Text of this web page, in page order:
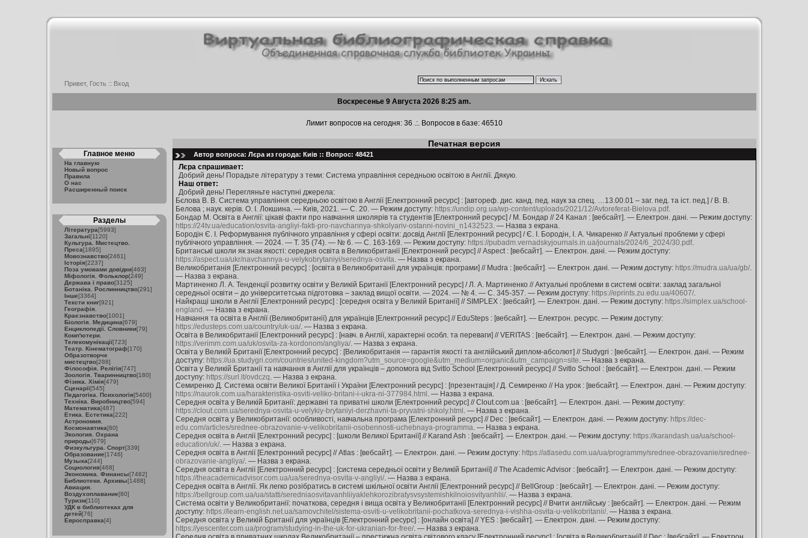
Привет, Гость :: Вход
Воскресенье 9 Августа 2026 8:25 am.
Лимит вопросов на сегодня: 36 .:. Вопросов в базе: 46510
Главное меню
На главную
Новый вопрос
Правила
О нас
Расширенный поиск
Разделы
Література[5993]
Загальні[1120]
Культура. Мистецтво.
Преса[1895]
Мовознавство[2461]
Історія[2237]
Поза умовами довідки[463]
Міфологія. Фольклор[249]
Держава і право[3125]
Ботаніка. Рослинництво[291]
Інше[3364]
Тексти книг[921]
Географія.
Краєзнавство[1001]
Біологія. Медицина[679]
Енциклопедії. Словники[79]
Комп'ютери.
Телекомунікації[723]
Театр. Кінематограф[170]
Образотворче
мистецтво[288]
Філософія. Релігія[747]
Зоологія. Тваринництво[180]
Фізика. Хімія[479]
Сценарії[545]
Педагогіка. Психологія[5400]
Техніка. Виробництво[594]
Математика[487]
Етика. Естетика[222]
Астрономия.
Космонавтика[80]
Экология. Охрана
природы[679]
Физкультура. Спорт[339]
Образование[1746]
Музыка[244]
Социология[468]
Экономика. Финансы[7482]
Библиотеки. Архивы[1488]
Авиация.
Воздухоплавание[80]
Туризм[110]
УДК в библиотеках для
детей[76]
Евросправка[4]
Печатная версия
Автор вопроса: Лєра из города: Киів :: Вопрос: 48421
Лєра спрашивает:
Добрий день! Порадьте літературу з теми: Система управління середньою освітою в Англії. Дякую.
Наш ответ:
Добрий день! Перегляньте наступні джерела:
Бєлова В. В. Система управління середньою освітою в Англії [Електронний ресурс] : [автореф. дис. канд. пед. наук за спец. …13.00.01 – заг. пед. та іст. пед.] / В. В.
Белова ; наук. керів. О. І. Локшина. — Київ, 2021. — С. 20. — Режим доступу: https://undip.org.ua/wp-content/uploads/2021/12/Avtoreferat-Bielova.pdf.
Бондар М. Освіта в Англії: цікаві факти про навчання школярів та студентів [Електронний ресурс] / М. Бондар // 24 Канал : [вебсайт]. — Електрон. дані. — Режим доступу:
https://24tv.ua/education/osvita-angliyi-fakti-pro-navchannya-shkolyariv-ostanni-novini_n1432523. — Назва з екрана.
Бородін Є. І. Реформування публічного управління у сфері освіти: досвід Англії [Електронний ресурс] / Є. І. Бородін, І. А. Чикаренко // Актуальні проблеми у сфері
публічного управління. — 2024. — Т. 35 (74). — № 6. — С. 163-169. — Режим доступу: https://pubadm.vernadskyjournals.in.ua/journals/2024/6_2024/30.pdf.
Британські школи як знак якості: середня освіта в Великобританії [Електронний ресурс] // Aspect : [вебсайт]. — Електрон. дані. — Режим доступу:
https://aspect.ua/ukr/navchannya-u-velykobrytaniyi/serednya-osvita. — Назва з екрана.
Великобританія [Електронний ресурс] : [освіта в Великобританії для українців: програми] // Mudra : [вебсайт]. — Електрон. дані. — Режим доступу: https://mudra.ua/ua/gb/.
— Назва з екрана.
Мартиненко Л. А. Тенденції розвитку освіти у Великій Британії [Електронний ресурс] / Л. А. Мартиненко // Актуальні проблеми в системі освіти: заклад загальної
середньої освіти – до університетська підготовка – заклад вищої освіти. — 2024. — № 4. — С. 345-357. — Режим доступу: https://eprints.zu.edu.ua/40607/.
Найкращі школи в Англії [Електронний ресурс] : [середня освіта у Великій Британії] // SIMPLEX : [вебсайт]. — Електрон. дані. — Режим доступу: https://simplex.ua/school-
england . — Назва з екрана.
Навчання та освіта в Англії (Великобританії) для українців [Електронний ресурс] // EduSteps : [вебсайт]. — Електрон. ресурс. — Режим доступу:
https://edusteps.com.ua/country/uk-ua/. — Назва з екрана.
Освіта в Великобританії [Електронний ресурс] : [навч. в Англії, характерні особл. та переваги] // VERITAS : [вебсайт]. — Електрон. дані. — Режим доступу:
https://verimm.com.ua/uk/osvita-za-kordonom/angliya/. — Назва з екрана.
Освіта у Великій Британії [Електронний ресурс] : [Великобританія — гарантія якості та англійський диплом-абсолют] // Studygri : [вебсайт]. — Електрон. дані. — Режим
доступу: https://ua.studygri.com/countries/united-kingdom?utm_source=google&utm_medium=organic&utm_campaign=site. — Назва з екрана.
Освіта у Великій Британії та навчання в Англії для українців – допомога від Svitlo School [Електронний ресурс] // Svitlo School : [вебсайт]. — Електрон. дані. — Режим
доступу: https://surl.lt/ovdczq. — Назва з екрана.
Семиренко Д. Система освіти Великої Британії і України [Електронний ресурс] : [презентація] / Д. Семиренко // На урок : [вебсайт]. — Електрон. дані. — Режим доступу:
https://naurok.com.ua/harakteristika-osviti-veliko-britani-i-ukra-ni-377984.html . — Назва з екрана.
Середня освіта у Великій Британії: державні та приватні школи [Електронний ресурс] // Clout.com.ua : [вебсайт]. — Електрон. дані. — Режим доступу:
https://clout.com.ua/serednya-osvita-u-velykiy-brytaniyi-derzhavni-ta-pryvatni-shkoly.html . — Назва з екрана.
Середня освіта у Великобританії: особливості, навчальна програма [Електронний ресурс] // Dec : [вебсайт]. — Електрон. дані. — Режим доступу: https://dec-
edu.com/articles/srednee-obrazovanie-v-velikobritanii-osobennosti-uchebnaya-programma. — Назва з екрана.
Середня освіта в Англії [Електронний ресурс] : [школи Великої Британії] // Karand Ash : [вебсайт]. — Електрон. дані. — Режим доступу: https://karandash.ua/ua/school-
education/uk/. — Назва з екрана.
Середня освіта в Англії [Електронний ресурс] // Atlas : [вебсайт]. — Електрон. дані. — Режим доступу: https://atlasedu.com.ua/ua/programmy/srednee-obrazovanie/srednee-
obrazovanie-angliya/. — Назва з екрана.
Середня освіта в Англії [Електронний ресурс] : [система середньої освіти у Великій Британії] // The Academic Advisor : [вебсайт]. — Електрон. дані. — Режим доступу:
https://theacademicadvisor.com.ua/ua/serednya-osvita-v-angliyi/. — Назва з екрана.
Середня освіта в Англії. Як легко розібратись в системі шкільної освіти Англії [Електронний ресурс] // BellGroup : [вебсайт]. — Електрон. дані. — Режим доступу:
https://bellgroup.com.ua/ua/statti/seredniaosvitavanhliiyaklehkorozibratysvsystemishkilnoiosvityanhlii/. — Назва з екрана.
Система освіти у Великобританії: початкова, середня і вища освіта у Великобританії [Електронний ресурс] // Вчити англійську : [вебсайт]. — Електрон. дані. — Режим
доступу: https://learn-english.net.ua/samovchitel/sistema-osviti-u-velikobritanii-pochatkova-serednya-i-vishha-osvita-u-velikobritanii/. — Назва з екрана.
Середня освіта у Великій Британії для українців [Електронний ресурс] : [онлайн освіта] // YES : [вебсайт]. — Електрон. дані. — Режим доступу:
https://yescenter.com.ua/program/studying-in-the-uk-for-ukranian-for-free/. — Назва з екрана.